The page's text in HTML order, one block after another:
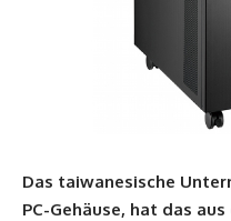
Das taiwanesische
PC-Gehäuse, hat das